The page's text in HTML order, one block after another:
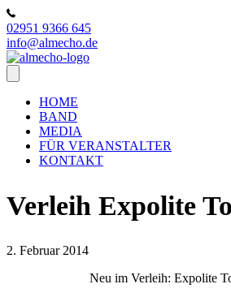
02951 9366 645
info@almecho.de
HOME
BAND
MEDIA
FÜR VERANSTALTER
KONTAKT
Verleih Expolite
2. Februar 2014
Neu im Verleih: Expolite